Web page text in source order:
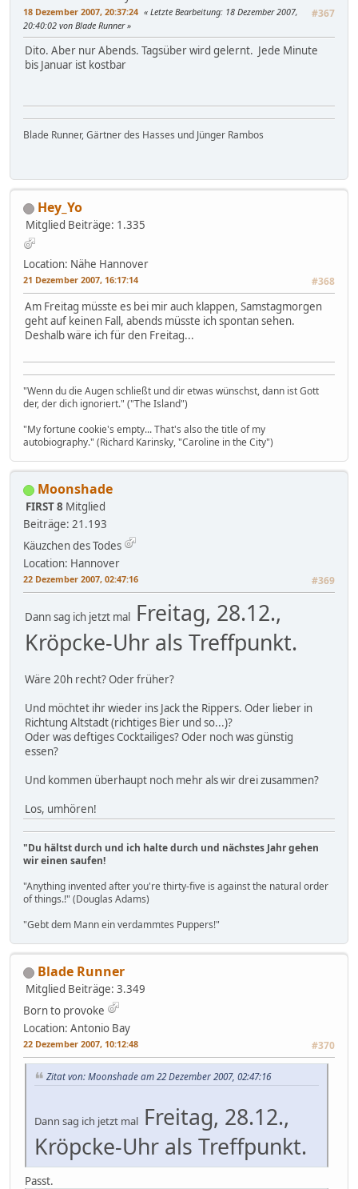
18 Dezember 2007, 20:37:24 #367
Letzte Bearbeitung: 18 Dezember 2007,
20:40:02 von Blade Runner
Dito. Aber nur Abends. Tagsüber wird gelernt. Jede Minute
bis Januar ist kostbar
Blade Runner, Gärtner des Hasses und Jünger Rambos
Hey_Yo
Mitglied Beiträge: 1.335
Location: Nähe Hannover
21 Dezember 2007, 16:17:14 #368
Am Freitag müsste es bei mir auch klappen, Samstagmorgen
geht auf keinen Fall, abends müsste ich spontan sehen.
Deshalb wäre ich für den Freitag...
"Wenn du die Augen schließt und dir etwas wünschst, dann ist Gott
der, der dich ignoriert." ("The Island")
"My fortune cookie's empty... That's also the title of my
autobiography." (Richard Karinsky, "Caroline in the City")
Moonshade
FIRST 8 Mitglied
Beiträge: 21.193
Käuzchen des Todes
Location: Hannover
22 Dezember 2007, 02:47:16 #369
Dann sag ich jetzt mal Freitag, 28.12.,
Kröpcke-Uhr als Treffpunkt.
Wäre 20h recht? Oder früher?
Und möchtet ihr wieder ins Jack the Rippers. Oder lieber in
Richtung Altstadt (richtiges Bier und so...)?
Oder was deftiges Cocktailiges? Oder noch was günstig
essen?
Und kommen überhaupt noch mehr als wir drei zusammen?
Los, umhören!
"Du hältst durch und ich halte durch und nächstes Jahr gehen
wir einen saufen!
"Anything invented after you're thirty-five is against the natural order
of things.!" (Douglas Adams)
"Gebt dem Mann ein verdammtes Puppers!"
Blade Runner
Mitglied Beiträge: 3.349
Born to provoke
Location: Antonio Bay
22 Dezember 2007, 10:12:48 #370
Zitat von: Moonshade am 22 Dezember 2007, 02:47:16
Dann sag ich jetzt mal Freitag, 28.12.,
Kröpcke-Uhr als Treffpunkt.
Passt.